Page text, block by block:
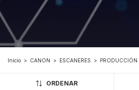
Inicio > CANON > ESCANERES > PRODUCCIÓN
ORDENAR